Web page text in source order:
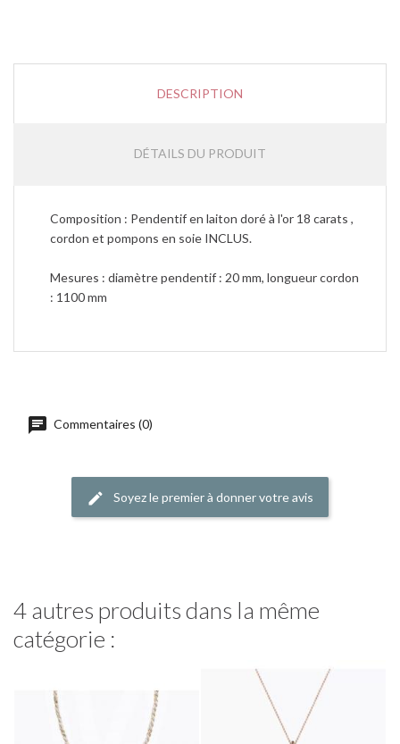
DESCRIPTION
DÉTAILS DU PRODUIT
Composition : Pendentif en laiton doré à l'or 18 carats ,
cordon et pompons en soie INCLUS.
Mesures : diamètre pendentif : 20 mm, longueur cordon
: 1100 mm
Commentaires (0)
Soyez le premier à donner votre avis
4 autres produits dans la même
catégorie :